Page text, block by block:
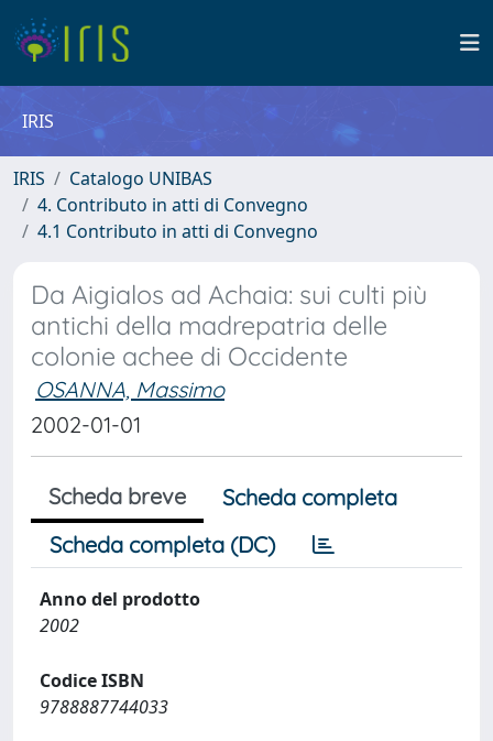
IRIS
IRIS
Catalogo UNIBAS
4. Contributo in atti di Convegno
4.1 Contributo in atti di Convegno
Da Aigialos ad Achaia: sui culti più
antichi della madrepatria delle
colonie achee di Occidente
OSANNA, Massimo
2002-01-01
Scheda breve
Scheda completa
Scheda completa (DC)
Anno del prodotto
2002
Codice ISBN
9788887744033